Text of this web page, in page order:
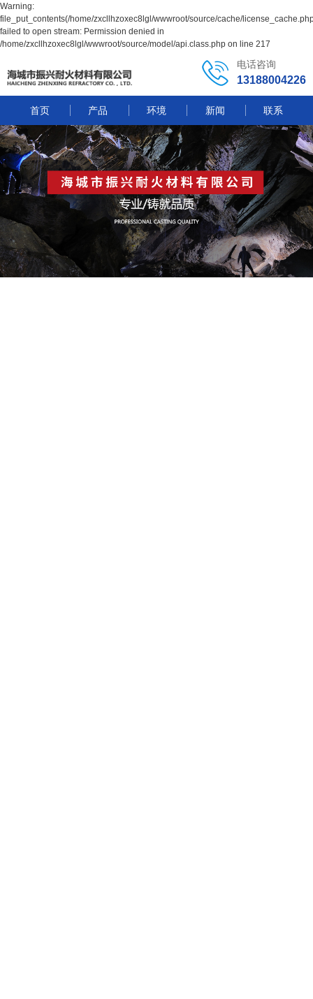
Warning:
file_put_contents(/home/zxcllhzoxec8lgl/wwwroot/source/cache/
failed to open stream: Permission denied in
/home/zxcllhzoxec8lgl/wwwroot/source/model/api.class.php on line 217
电话咨询
13188004226
首页 产品 环境 新闻 联系